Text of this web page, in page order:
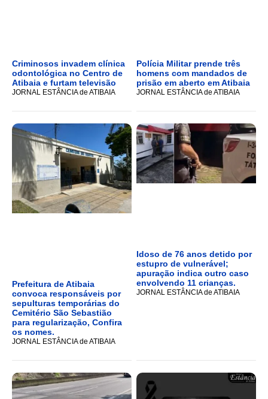
Criminosos invadem clínica
odontológica no Centro de
Atibaia e furtam televisão
JORNAL ESTÂNCIA de ATIBAIA
Polícia Militar prende três
homens com mandados de
prisão em aberto em Atibaia
JORNAL ESTÂNCIA de ATIBAIA
Prefeitura de Atibaia
convoca responsáveis por
sepulturas temporárias do
Cemitério São Sebastião
para regularização, Confira
os nomes.
JORNAL ESTÂNCIA de ATIBAIA
Idoso de 76 anos detido por
estupro de vulnerável;
apuração indica outro caso
envolvendo 11 crianças.
JORNAL ESTÂNCIA de ATIBAIA